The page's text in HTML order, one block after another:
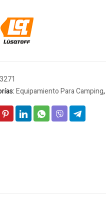
Equipamiento Para Camping,